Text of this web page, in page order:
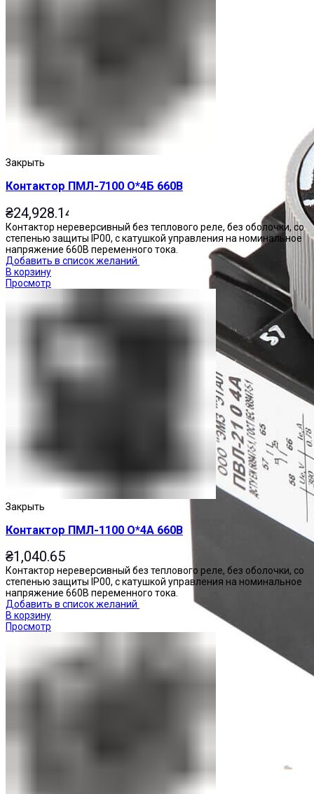
Приставки выдержки времени
Закрыть
Контактор ПМЛ-7100 О*4Б 660В
₴24,928.14
Контактор нереверсивный без теплового реле, без оболочки, со
степенью защиты IP00, с катушкой управления на номинальное
напряжение 660В переменного тока.
Добавить в список желаний
В корзину
Просмотр
Закрыть
Контактор ПМЛ-1100 О*4А 660В
₴1,040.65
Контактор нереверсивный без теплового реле, без оболочки, со
степенью защиты IP00, с катушкой управления на номинальное
напряжение 660В переменного тока.
Добавить в список желаний
В корзину
Просмотр